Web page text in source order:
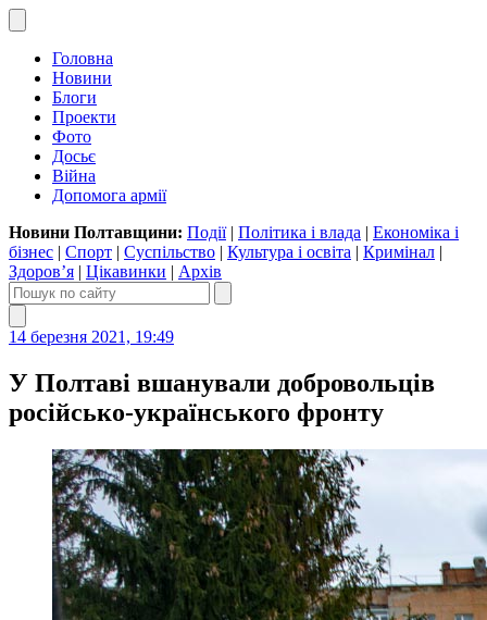
Головна
Новини
Блоги
Проекти
Фото
Досьє
Війна
Допомога армії
Новини Полтавщини: Події| Політика і влада | Економіка і
бізнес | Спорт | Суспільство | Культура і освіта | Кримінал |
Здоров’я | Цікавинки | Архів
14 березня 2021, 19:49
У Полтаві вшанували добровольців
російсько-українського фронту